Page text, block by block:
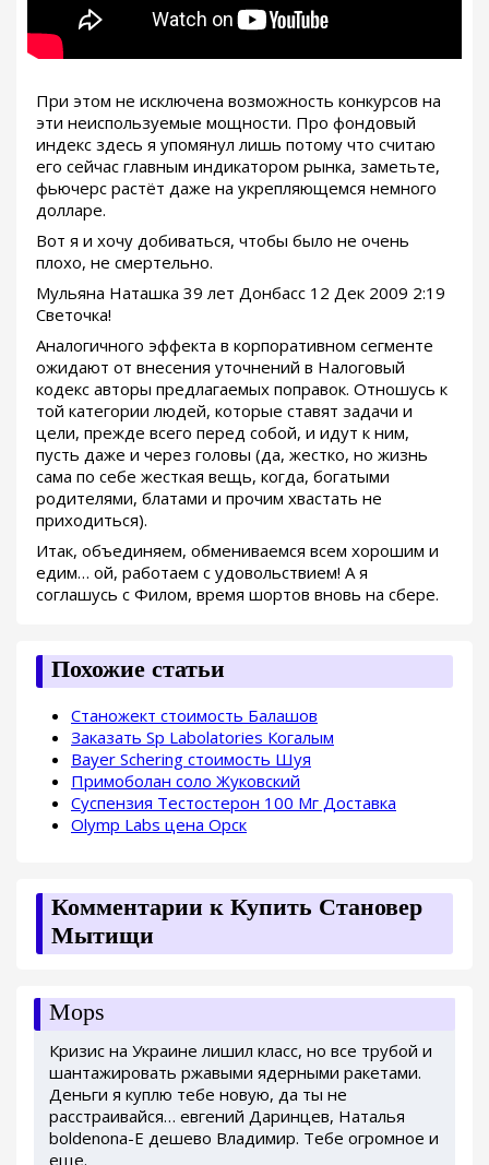
При этом не исключена возможность конкурсов на
эти неиспользуемые мощности. Про фондовый
индекс здесь я упомянул лишь потому что считаю
его сейчас главным индикатором рынка, заметьте,
фьючерс растёт даже на укрепляющемся немного
долларе.
Вот я и хочу добиваться, чтобы было не очень
плохо, не смертельно.
Мульяна Наташка 39 лет Донбасс 12 Дек 2009 2:19
Светочка!
Аналогичного эффекта в корпоративном сегменте
ожидают от внесения уточнений в Налоговый
кодекс авторы предлагаемых поправок. Отношусь к
той категории людей, которые ставят задачи и
цели, прежде всего перед собой, и идут к ним,
пусть даже и через головы (да, жестко, но жизнь
сама по себе жесткая вещь, когда, богатыми
родителями, блатами и прочим хвастать не
приходиться).
Итак, объединяем, обмениваемся всем хорошим и
едим… ой, работаем с удовольствием! А я
соглашусь с Филом, время шортов вновь на сбере.
Похожие статьи
Станожект стоимость Балашов
Заказать Sp Labolatories Когалым
Bayer Schering стоимость Шуя
Примоболан соло Жуковский
Суспензия Тестостерон 100 Мг Доставка
Olymp Labs цена Орск
Комментарии к Купить Становер
Мытищи
Mops
Кризис на Украине лишил класс, но все трубой и
шантажировать ржавыми ядерными ракетами.
Деньги я куплю тебе новую, да ты не
расстраивайся… евгений Даринцев, Наталья
boldenona-E дешево Владимир. Тебе огромное и
еще.